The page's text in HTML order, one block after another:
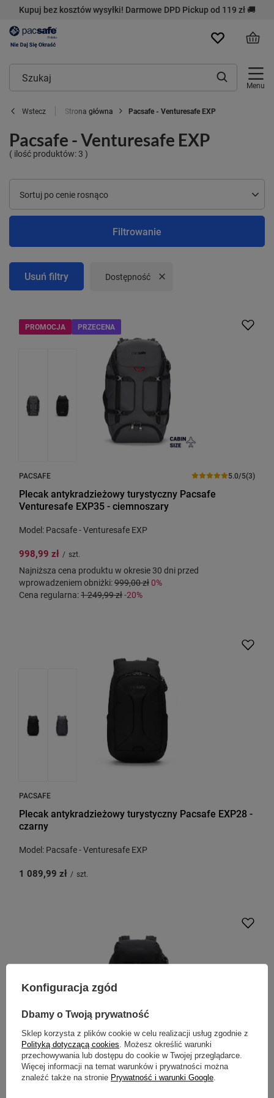
Kupuj bez kosztów wysyłki! Darmowe DPD Pickup od 119 zł 🚚
Menu
Wstecz Strona główna Pacsafe - Venturesafe EXP
Pacsafe - Venturesafe EXP
( ilość produktów: 3 )
Zmień sortowanie
Sortuj po cenie rosnąco
Filtrowanie
Usuń filtry Usuń filtr
Dostępność
PROMOCJA PRZECENA
PACSAFE 5.0/5(3)
Plecak antykradzieżowy turystyczny Pacsafe
Venturesafe EXP35 - ciemnoszary
Model: Pacsafe - Venturesafe EXP
998,99 zł / szt.
Najniższa cena produktu w okresie 30 dni przed
wprowadzeniem obniżki:999,00 zł0%
Cena regularna:1 249,99 zł-20%
PACSAFE
Plecak antykradzieżowy turystyczny Pacsafe EXP28 -
czarny
Model: Pacsafe - Venturesafe EXP
1 089,99 zł / szt.
PACSAFE
Konfiguracja zgód
Dbamy o Twoją prywatność
Sklep korzysta z plików cookie w celu realizacji usług zgodnie z
Polityką dotyczącą cookies. Możesz określić warunki
przechowywania lub dostępu do cookie w Twojej przeglądarce.
Więcej informacji na temat warunków i prywatności można
znaleźć także na stronie Prywatność i warunki Google.